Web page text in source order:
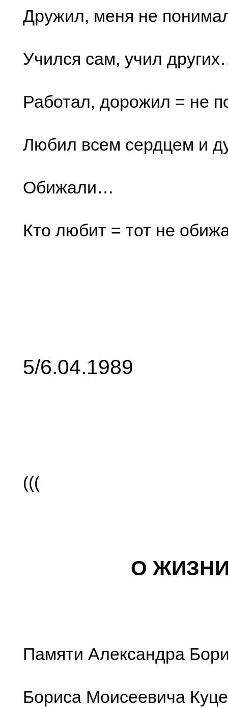
Дружил, меня не
Учился сам, учил
Работал, дорожил = не
Любил всем сердцем и
Обижали…
Кто любит = тот не
5/6.04.1989
(((
О
Памяти Александра
Бориса Моисеевича